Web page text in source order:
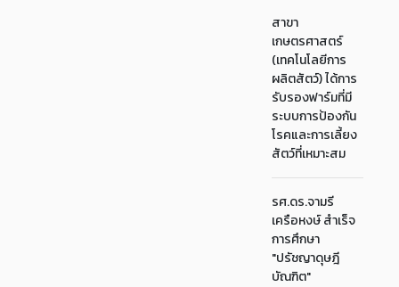
สาขา
เกษตรศาสตร์
(เทคโนโลยีการ
ผลิตสัตว์) ได้การ
รับรองฟาร์มที่มี
ระบบการป้องกัน
โรคและการเลี้ยง
สัตว์ที่เหมาะสม
รศ.ดร.จามรี
เครือหงษ์ สำเร็จ
การศึกษา
"ปรัชญาดุษฎี
บัณฑิต"